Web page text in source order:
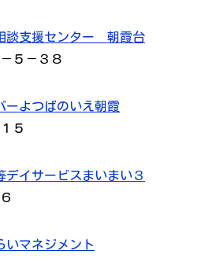
談支援センター 朝霞台
５－３８
ーよつばのいえ朝霞
５
デイサービスまいまい３
いマネジメント